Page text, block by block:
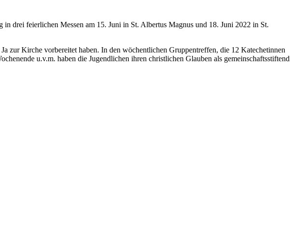
drei feierlichen Messen am 15. Juni in St. Albertus Magnus und 18. Juni 2022 in St.
zur Kirche vorbereitet haben. In den wöchentlichen Gruppentreffen, die 12 Katechetinnen
u.v.m. haben die Jugendlichen ihren christlichen Glauben als gemeinschaftsstiftend